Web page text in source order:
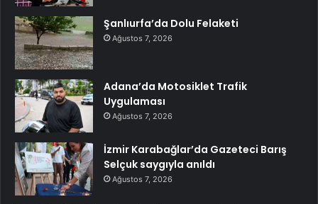
Şanlıurfa’da Dolu Felaketi
Ağustos 7, 2026
Adana’da Motosiklet Trafik
Uygulaması
Ağustos 7, 2026
İzmir Karabağlar’da Gazeteci Barış
Selçuk saygıyla anıldı
Ağustos 7, 2026